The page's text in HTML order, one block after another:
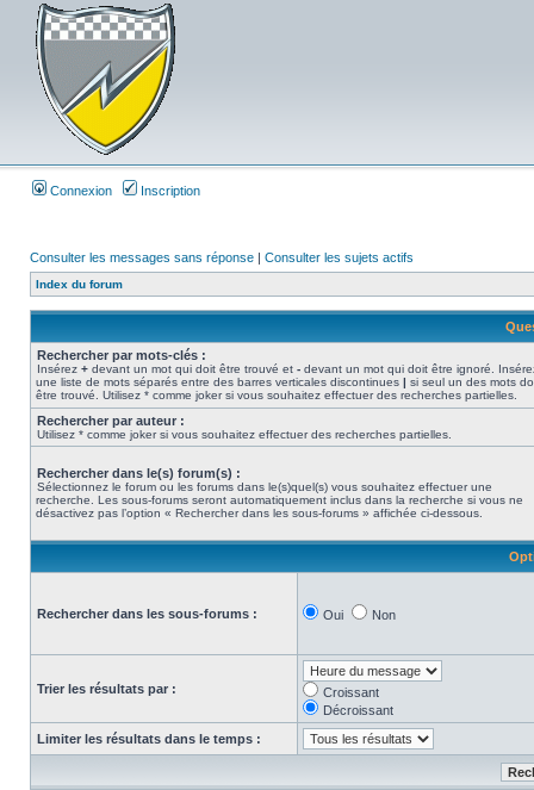
Connexion Inscription
Consulter les messages sans réponse | Consulter les sujets actifs
Index du forum
Rechercher par mots-clés :
Insérez + devant un mot qui doit être trouvé et - devant un mot qui doit être ignoré.
une liste de mots séparés entre des barres verticales discontinues | si seul un des mots
être trouvé. Utilisez * comme joker si vous souhaitez effectuer des recherches partielles.
Rechercher par auteur :
Utilisez * comme joker si vous souhaitez effectuer des recherches partielles.
Rechercher dans le(s) forum(s) :
Sélectionnez le forum ou les forums dans le(s)quel(s) vous souhaitez effectuer une
recherche. Les sous-forums seront automatiquement inclus dans la recherche si vous ne
désactivez pas l’option « Rechercher dans les sous-forums » affichée ci-dessous.
Rechercher dans les sous-forums : Oui Non
Trier les résultats par :
Croissant
Décroissant
Limiter les résultats dans le temps :